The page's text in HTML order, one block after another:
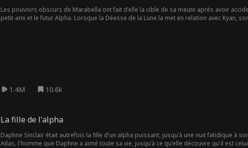
Les pouvoirs obscurs de Marabella ont fait d'elle la cible de sa meute après avoir
petit-ami et le futur Alpha. Lorsque la Déesse de la Lune la met en relation avec Kyan,
1.4M 10.6k
La fille de l'alpha
Daphne Sinclair était autrefois la fille d'un alpha puissant, jusqu'à une nuit fatidique à
Atlas, l'homme que Daphne a aimé toute sa vie, jusqu'à ce qu'elle découvre qu'il est